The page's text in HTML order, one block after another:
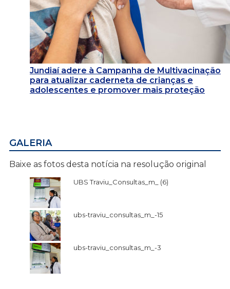
Jundiaí adere à Campanha de Multivacinação
para atualizar caderneta de crianças e
adolescentes e promover mais proteção
GALERIA
Baixe as fotos desta notícia na resolução original
UBS Traviu_Consultas_m_ (6)
ubs-traviu_consultas_m_-15
ubs-traviu_consultas_m_-3